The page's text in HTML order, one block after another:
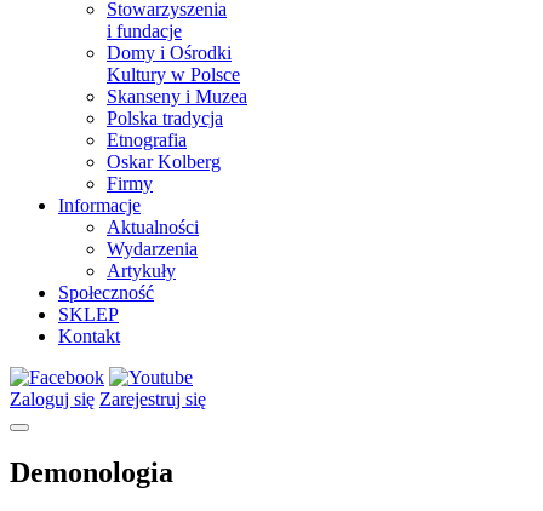
Stowarzyszenia
i fundacje
Domy i Ośrodki
Kultury w Polsce
Skanseny i Muzea
Polska tradycja
Etnografia
Oskar Kolberg
Firmy
Informacje
Aktualności
Wydarzenia
Artykuły
Społeczność
SKLEP
Kontakt
Zaloguj się Zarejestruj się
Demonologia